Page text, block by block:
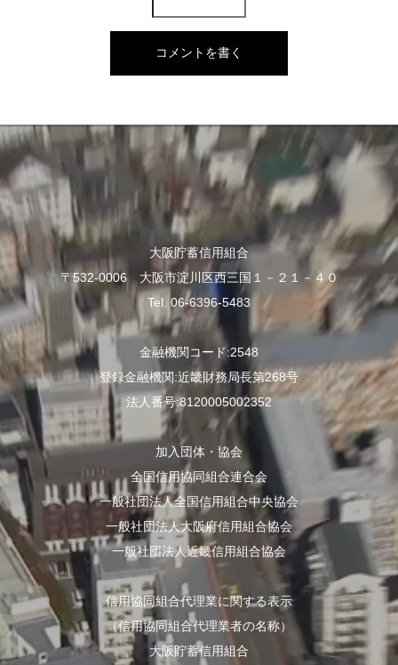
大阪貯蓄信用組合
〒532-0006 大阪市淀川区西三国１－２１－４０
Tel. 06-6396-5483
金融機関コード:2548
登録金融機関:近畿財務局長第268号
法人番号:8120005002352
加入団体・協会
全国信用協同組合連合会
一般社団法人全国信用組合中央協会
一般社団法人大阪府信用組合協会
一般社団法人近畿信用組合協会
信用協同組合代理業に関する表示
（信用協同組合代理業者の名称）
大阪貯蓄信用組合